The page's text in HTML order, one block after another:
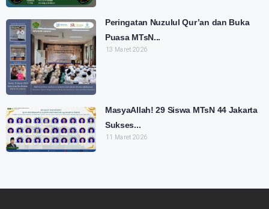
Peringatan Nuzulul Qur’an dan Buka
Puasa MTsN...
13 Maret 2026
MasyaAllah! 29 Siswa MTsN 44 Jakarta
Sukses...
11 Maret 2026